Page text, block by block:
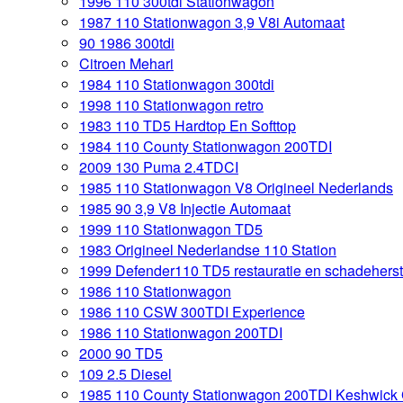
1987 110 Stationwagon 3,9 V8i Automaat
90 1986 300tdi
Citroen Mehari
1984 110 Stationwagon 300tdi
1998 110 Stationwagon retro
1983 110 TD5 Hardtop En Softtop
1984 110 County Stationwagon 200TDI
2009 130 Puma 2.4TDCI
1985 110 Stationwagon V8 Origineel Nederlands
1985 90 3,9 V8 Injectie Automaat
1999 110 Stationwagon TD5
1983 Origineel Nederlandse 110 Station
1999 Defender110 TD5 restauratie en
1986 110 Stationwagon
1986 110 CSW 300TDI Experience
1986 110 Stationwagon 200TDI
2000 90 TD5
109 2.5 Diesel
1985 110 County Stationwagon 200TDI Keshwick